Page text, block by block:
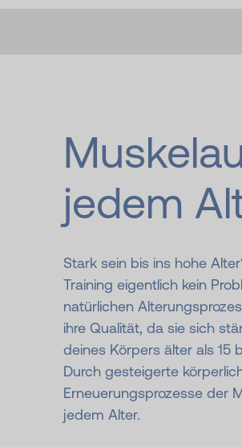
jedem
Stark sein bis ins hohe
Training eigentlich kein
natürlichen
ihre Qualität, da sie sich
deines Körpers älter als 15
Durch gesteigerte
Erneuerungsprozesse der
jedem Alter.